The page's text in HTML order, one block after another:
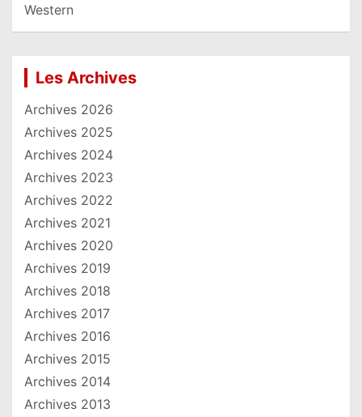
Western
Les Archives
Archives 2026
Archives 2025
Archives 2024
Archives 2023
Archives 2022
Archives 2021
Archives 2020
Archives 2019
Archives 2018
Archives 2017
Archives 2016
Archives 2015
Archives 2014
Archives 2013